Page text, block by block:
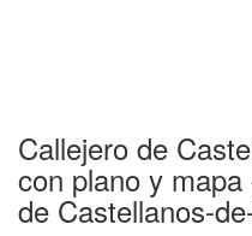
Callejero de
con plano y
de Castellanos-